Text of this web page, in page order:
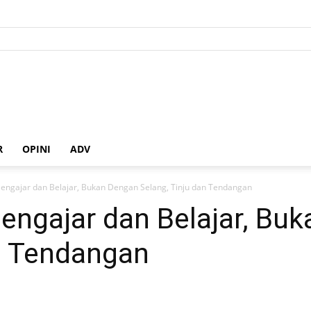
OPINI ADV
dan Belajar, Bukan Dengan Selang, Tinju dan Tendangan
dan Belajar,